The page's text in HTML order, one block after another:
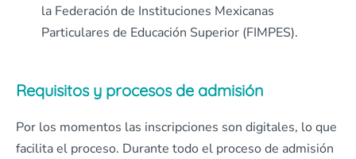
la Federación de Instituciones Mexicanas
Particulares de Educación Superior (FIMPES).
Requisitos y procesos de admisión
Por los momentos las inscripciones son digitales, lo que
facilita el proceso. Durante todo el proceso de admisión